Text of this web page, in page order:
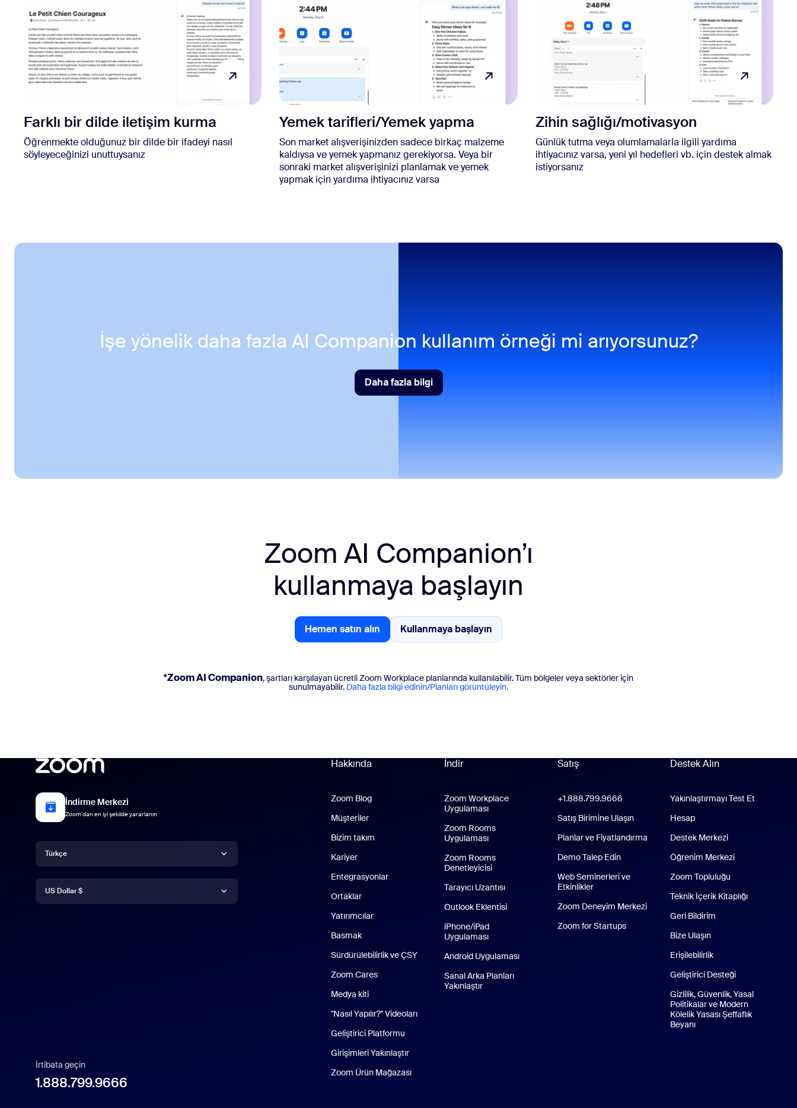
Farklı bir dilde iletişim kurma
Öğrenmekte olduğunuz bir dilde bir ifadeyi nasıl
söyleyeceğinizi unuttuysanız
Yemek tarifleri/Yemek yapma
Son market alışverişinizden sadece birkaç malzeme
kaldıysa ve yemek yapmanız gerekiyorsa. Veya bir
sonraki market alışverişinizi planlamak ve yemek
yapmak için yardıma ihtiyacınız varsa
Zihin sağlığı/motivasyon
Günlük tutma veya olumlamalarla ilgili yardıma
ihtiyacınız varsa, yeni yıl hedefleri vb. için destek almak
istiyorsanız
İşe yönelik daha fazla AI Companion kullanım örneği mi arıyorsunuz?
Daha fazla bilgi
Daha fazla bilgi
Zoom AI Companion’ı
kullanmaya başlayın
Hemen satın alın
Hemen satın alın Kullanmaya başlayın
Kullanmaya başlayın
*Zoom AI Companion, şartları karşılayan ücretli Zoom Workplace planlarında kullanılabilir. Tüm bölgeler veya sektörler için
sunulmayabilir. Daha fazla bilgi edinin/Planları görüntüleyin.
İndirme Merkezi
Zoom'dan en iyi şekilde yararlanın
Dil
Türkçe
Deutsch
Para Birimi
US Dollar $
İrtibata geçin
1.888.799.9666
Hakkında
Zoom Blog
Müşteriler
Bizim takım
Kariyer
Entegrasyonlar
Ortaklar
Yatırımcılar
Basmak
Sürdürülebilirlik ve ÇSY
Zoom Cares
Medya kiti
"Nasıl Yapılır?" Videoları
Geliştirici Platformu
Girişimleri Yakınlaştır
Zoom Ürün Mağazası
İndir
Zoom Workplace
UygulamasıZoom Workplace Uygulaması
Zoom Rooms
UygulamasıZoom Rooms Uygulaması
Zoom Rooms
Denetleyicisi
Tarayıcı Uzantısı
Outlook Eklentisi
iPhone/iPad
UygulamasıiPhone/iPad Uygulaması
Android UygulamasıAndroid Uygulaması
Sanal Arka Planları
Yakınlaştır
Satış
+1.888.799.9666 Çağrı yapmak için tıklayın
Satış Birimine Ulaşın
Planlar ve Fiyatlandırma
Demo Talep Edin
Web Seminerleri ve
Etkinlikler
Zoom Deneyim MerkeziZoom Deneyim Merkezi
Zoom for StartupsZoom for Startups
Destek Alın
Destek Alın
Yakınlaştırmayı Test Et
Hesap
Destek Merkezi
Öğrenim Merkezi
Zoom Topluluğu
Teknik İçerik Kitaplığı
Geri Bildirim
Bize Ulaşın
Erişilebilirlik
Geliştirici Desteği
Gizlilik, Güvenlik, Yasal
Politikalar ve Modern
Kölelik Yasası Şeffaflık
Beyanı